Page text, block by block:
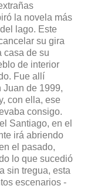
la novela más
lago. Este
su gira
casa de su
de interior
Fue allí
Juan de 1999,
con ella, ese
consigo.
Santiago, en el
irá abriendo
el pasado,
lo que sucedió
sin tregua, esta
escenarios -